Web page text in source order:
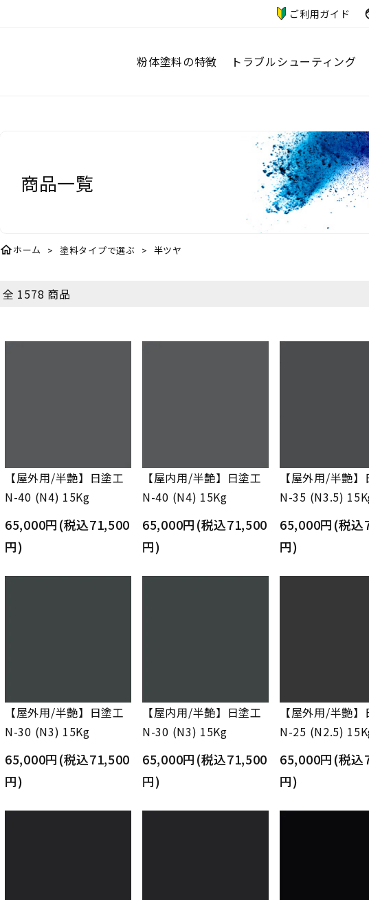
ご利用ガイド
粉体塗料の特徴 トラブルシューティング
商品一覧
homeホーム 塗料タイプで選ぶ 半ツヤ
全 1578 商品
【屋外用/半艶】日塗工
N-40 (N4) 15Kg
65,000円(税込71,500
円)
【屋内用/半艶】日塗工
N-40 (N4) 15Kg
65,000円(税込71,500
円)
【屋外用/半艶】
N-35 (N3.5)
65,000円(税込
円)
【屋外用/半艶】日塗工
N-30 (N3) 15Kg
65,000円(税込71,500
円)
【屋内用/半艶】日塗工
N-30 (N3) 15Kg
65,000円(税込71,500
円)
【屋外用/半艶】
N-25 (N2.5)
65,000円(税込
円)